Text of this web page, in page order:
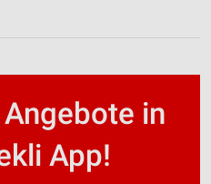
in
App!